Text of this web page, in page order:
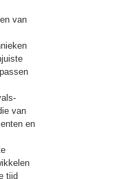
van
van
en
tijd